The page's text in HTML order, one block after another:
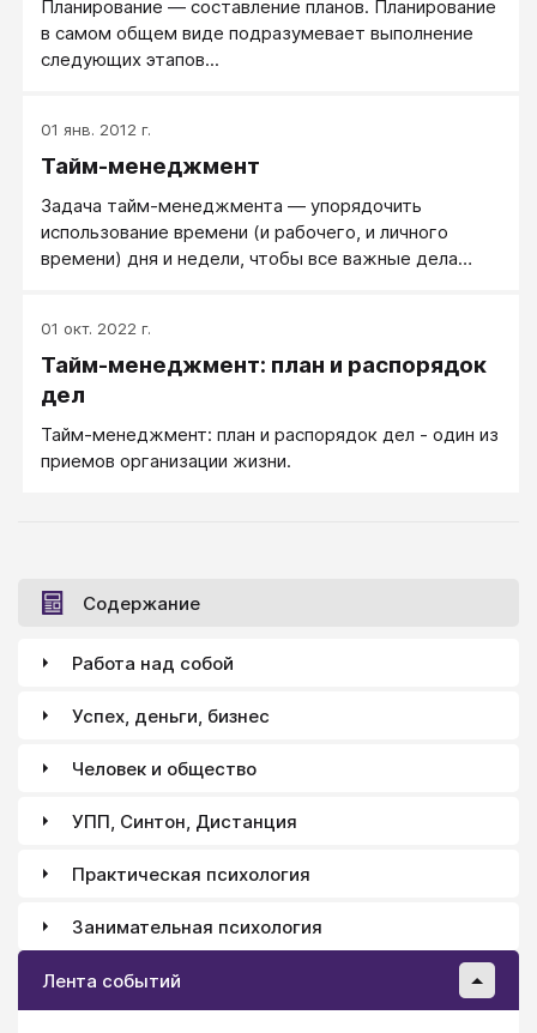
Планирование — составление планов. Планирование
в самом общем виде подразумевает выполнение
следующих этапов...
01 янв. 2012 г.
Тайм-менеджмент
Задача тайм-менеджмента — упорядочить
использование времени (и рабочего, и личного
времени) дня и недели, чтобы все важные дела
01 окт. 2022 г.
Тайм-менеджмент: план и распорядок
дел
Тайм-менеджмент: план и распорядок дел - один из
приемов организации жизни.
Содержание
Работа над собой
Успех, деньги, бизнес
Человек и общество
УПП, Синтон, Дистанция
Практическая психология
Занимательная психология
Лента событий